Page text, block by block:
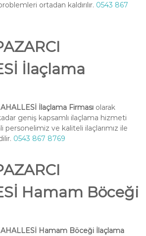
ortadan kaldırılır. 0543 867
İlaçlama
İlaçlama Firmasıolarak
geniş kapsamlı ilaçlama hizmeti
ve kaliteli ilaçlarımız ile
0543 867 8769
Hamam Böceği
Hamam Böceği İlaçlama